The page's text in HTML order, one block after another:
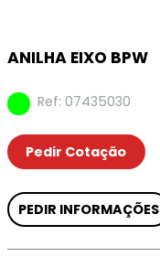
ANILHA EIXO BPW
Ref: 07435030
Pedir Cotação
PEDIR INFORMAÇÕES